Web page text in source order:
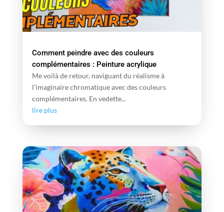
Comment peindre avec des couleurs
complémentaires : Peinture acrylique
Me voilà de retour, naviguant du réalisme à
l'imaginaire chromatique avec des couleurs
complémentaires. En vedette...
lire plus